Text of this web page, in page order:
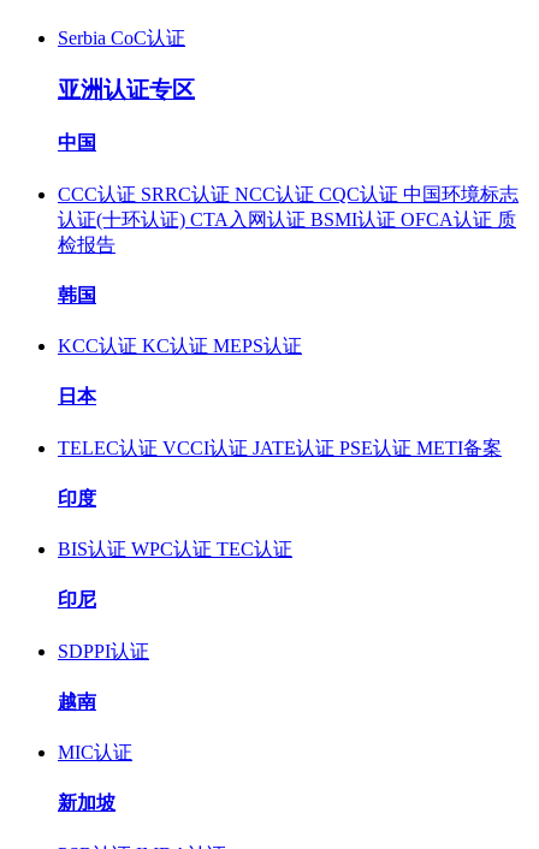
Serbia CoC认证
亚洲认证专区
中国
CCC认证 SRRC认证 NCC认证 CQC认证 中国环境标志
认证(十环认证) CTA入网认证 BSMI认证 OFCA认证 质
检报告
韩国
KCC认证 KC认证 MEPS认证
日本
TELEC认证 VCCI认证 JATE认证 PSE认证 METI备案
印度
BIS认证 WPC认证 TEC认证
印尼
SDPPI认证
越南
MIC认证
新加坡